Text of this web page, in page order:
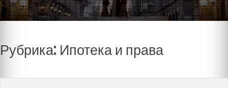
Рубрика: Ипотека и права